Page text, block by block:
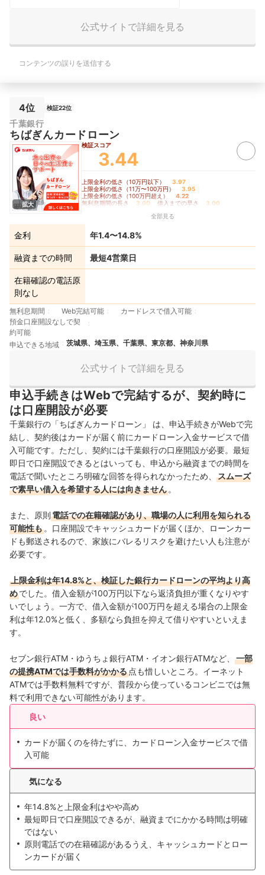
【基本情報】 年収：300万円〜399万円
職業：正社員 借入用途：生活費 融資ま
でにかかった時間：4日以上 借入限度
公式サイトで詳細を見る
コンテンツの誤りを送信する
4位 検証22位
千葉銀行
ちばぎんカードローン
拡大
検証スコア
3.44
上限金利の低さ（10万円以下） 3.97
上限金利の低さ（11万〜100万円） 3.95
上限金利の低さ（100万円超え） 4.22
無利息期間の長さ 3.00 借入までの早さ 3.00
全部見る
金利 年1.4〜14.8%
融資までの時間 最短4営業日
在籍確認の電話原
則なし
無利息期間 Web完結可能
カードレスで借入可能
預金口座開設なしで契
約可能
申込できる地域
茨城県、埼玉県、千葉県、東京都、神奈川県
公式サイトで詳細を見る
申込手続きはWebで完結するが、契約時に
は口座開設が必要
千葉銀行の「ちばぎんカードローン」 は、申込手続きがWebで完
結し、契約後はカードが届く前にカードローン入金サービスで借
入可能です。ただし、契約には千葉銀行の口座開設が必要。最短
即日で口座開設できるとはいっても、申込から融資までの時間を
電話で聞いたところ明確な回答を得られなかったため、
スムーズ
で素早い借入を希望する人には向きません。
また、原則 電話での在籍確認があり、職場の人に利用を知られる
可能性も。口座開設でキャッシュカードが届くほか、ローンカー
ドも郵送されるので、家族にバレるリスクを避けたい人も注意が
必要です。
上限金利は年14.8%と、検証した銀行カードローンの平均より高
めでした。借入金額が100万円以下なら返済負担が重くなりやす
いでしょう。一方で、借入金額が100万円を超える場合の上限金
利は年12.0%と低く、多額なら負担を抑えて借りやすいといえま
す。
セブン銀行ATM・ゆうちょ銀行ATM・イオン銀行ATMなど、
一部
の提携ATMでは手数料がかかる点も惜しいところ。イーネット
ATMでは手数料無料ですが、普段から使っているコンビニでは無
料で利用できない可能性があります。
良い
カードが届くのを待たずに、カードローン入金サービスで借
入可能
気になる
年14.8%と上限金利はやや高め
最短即日で口座開設できるが、融資までにかかる時間は明確
ではない
原則電話での在籍確認があるうえ、キャッシュカードとロー
ンカードが届く